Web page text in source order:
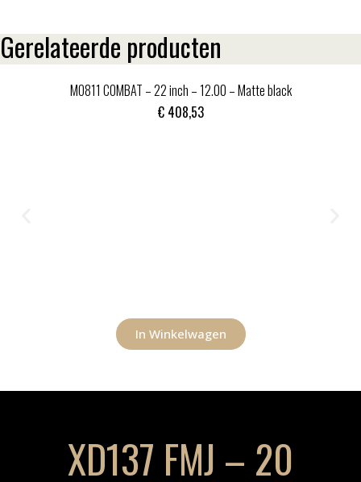
Gerelateerde producten
MO811 COMBAT – 22 inch – 12.00 – Matte black
€408,53
In Winkelwagen
XD137 FMJ – 20